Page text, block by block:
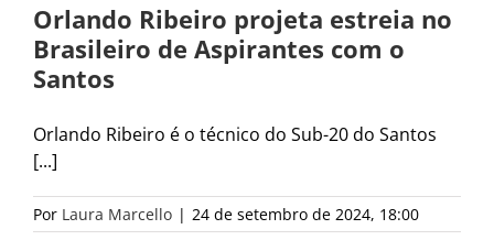
Orlando Ribeiro projeta estreia no
Brasileiro de Aspirantes com o
Santos
Orlando Ribeiro é o técnico do Sub-20 do Santos
[...]
Por Laura Marcello | 24 de setembro de 2024, 18:00